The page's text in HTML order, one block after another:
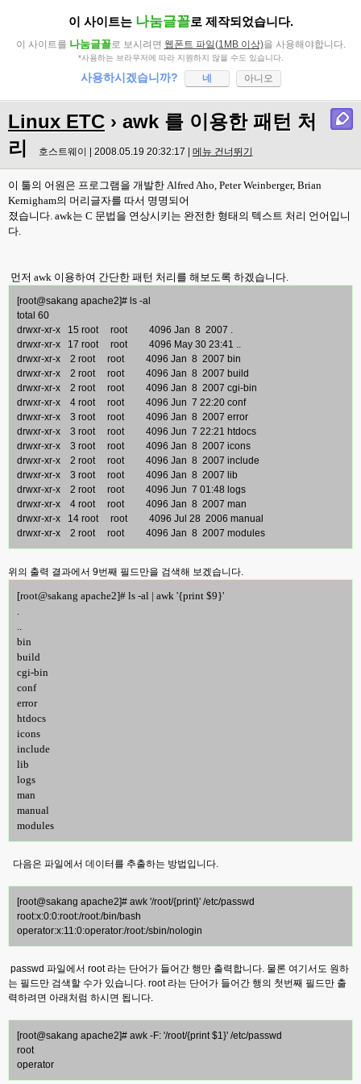
이 사이트는 나눔글꼴로 제작되었습니다.
이 사이트를 나눔글꼴로 보시려면 웹폰트 파일(1MB 이상)을 사용해야합니다.
*사용하는 브라우저에 따라 지원하지 않을 수도 있습니다.
사용하시겠습니까? 네 아니오
Linux ETC › awk 를 이용한 패턴 처
리
호스트웨이 | 2008.05.19 20:32:17 | 메뉴 건너뛰기
이 툴의 어원은 프로그램을 개발한 Alfred Aho, Peter Weinberger, Brian
Kernigham의 머리글자를 따서 명명되어
졌습니다. awk는 C 문법을 연상시키는 완전한 형태의 텍스트 처리 언어입니
다.
먼저 awk 이용하여 간단한 패턴 처리를 해보도록 하겠습니다.
[root@sakang apache2]# ls -al
total 60
drwxr-xr-x 15 root root 4096 Jan 8 2007 .
drwxr-xr-x 17 root root 4096 May 30 23:41 ..
drwxr-xr-x 2 root root 4096 Jan 8 2007 bin
drwxr-xr-x 2 root root 4096 Jan 8 2007 build
drwxr-xr-x 2 root root 4096 Jan 8 2007 cgi-bin
drwxr-xr-x 4 root root 4096 Jun 7 22:20 conf
drwxr-xr-x 3 root root 4096 Jan 8 2007 error
drwxr-xr-x 3 root root 4096 Jun 7 22:21 htdocs
drwxr-xr-x 3 root root 4096 Jan 8 2007 icons
drwxr-xr-x 2 root root 4096 Jan 8 2007 include
drwxr-xr-x 3 root root 4096 Jan 8 2007 lib
drwxr-xr-x 2 root root 4096 Jun 7 01:48 logs
drwxr-xr-x 4 root root 4096 Jan 8 2007 man
drwxr-xr-x 14 root root 4096 Jul 28 2006 manual
drwxr-xr-x 2 root root 4096 Jan 8 2007 modules
위의 출력 결과에서 9번째 필드만을 검색해 보겠습니다.
[root@sakang apache2]# ls -al | awk '{print $9}'
.
..
bin
build
cgi-bin
conf
error
htdocs
icons
include
lib
logs
man
manual
modules
다음은 파일에서 데이터를 추출하는 방법입니다.
[root@sakang apache2]# awk '/root/{print}' /etc/passwd
root:x:0:0:root:/root:/bin/bash
operator:x:11:0:operator:/root:/sbin/nologin
passwd 파일에서 root 라는 단어가 들어간 행만 출력합니다. 물론 여기서도 원하
는 필드만 검색할 수가 있습니다. root 라는 단어가 들어간 행의 첫번째 필드만 출
력하려면 아래처럼 하시면 됩니다.
[root@sakang apache2]# awk -F: '/root/{print $1}' /etc/passwd
root
operator